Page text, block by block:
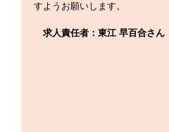
すようお願いします。
求人責任者：東江 早百合さん